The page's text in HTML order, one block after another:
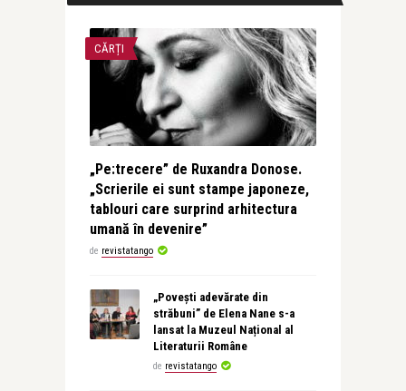
CĂRȚI
„Pe:trecere” de Ruxandra Donose.
„Scrierile ei sunt stampe japoneze,
tablouri care surprind arhitectura
umană în devenire”
de revistatango
„Povești adevărate din
străbuni” de Elena Nane s-a
lansat la Muzeul Național al
Literaturii Române
de revistatango